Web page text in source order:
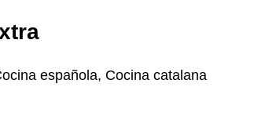
española, Cocina catalana